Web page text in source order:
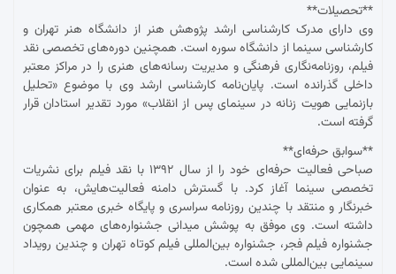
**تحصیلات**
وی دارای مدرک کارشناسی ارشد پژوهش هنر از دانشگاه هنر تهران و
کارشناسی سینما از دانشگاه سوره است. همچنین دوره‌های تخصصی نقد
فیلم، روزنامه‌نگاری فرهنگی و مدیریت رسانه‌های هنری را در مراکز معتبر
داخلی گذرانده است. پایان‌نامه کارشناسی ارشد وی با موضوع «تحلیل
بازنمایی هویت زنانه در سینمای پس از انقلاب» مورد تقدیر استادان قرار
گرفته است.
**سوابق حرفه‌ای**
صباحی فعالیت حرفه‌ای خود را از سال ۱۳۹۲ با نقد فیلم برای نشریات
تخصصی سینما آغاز کرد. با گسترش دامنه فعالیت‌هایش، به عنوان
خبرنگار و منتقد با چندین روزنامه سراسری و پایگاه خبری معتبر همکاری
داشته است. وی موفق به پوشش میدانی جشنواره‌های مهمی همچون
جشنواره فیلم فجر، جشنواره بین‌المللی فیلم کوتاه تهران و چندین رویداد
سینمایی بین‌المللی شده است.